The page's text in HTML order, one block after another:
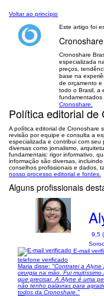
Voltar ao princípio
Este artigo foi
Cronoshare
especializada
preços,
base na
de orçamento e
todo o Brasil, a
fundamentados
Cronoshare.
Política editorial de
A política editorial de Cronoshare
revisão por equipe e consulta a
especializada e contribui com
diversas como jornalismo,
fundamentais: rigor informativo,
informação são diversas,
conselhos profissionais e dados,
nosso processo editorial e fontes.
Alguns profissionais
9,5
E-mail
telefone verificado
Maria disse: "Contratei a Alyne
cirurgia na mão. Fui
que precisar. A Alyne é uma
não tenho palavras para
todos da Cronoshare."